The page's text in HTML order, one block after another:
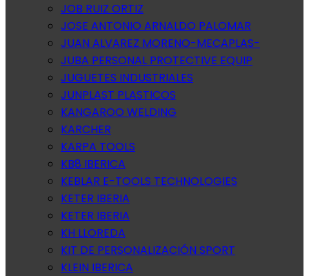
JOB RUIZ ORTIZ
JOSE ANTONIO ARNALDO PALOMAR
JUAN ALVAREZ MORENO-MECAPLAS-
JUBA PERSONAL PROTECTIVE EQUIP
JUGUETES INDUSTRIALES
JUNPLAST PLASTICOS
KANGAROO WELDING
KARCHER
KARPA TOOLS
KB8 IBERICA
KEBLAR E-TOOLS TECHNOLOGIES
KETER IBERIA
KETER IBERIA
KH LLOREDA
KIT DE PERSONALIZACIÓN SPORT
KLEIN IBERICA